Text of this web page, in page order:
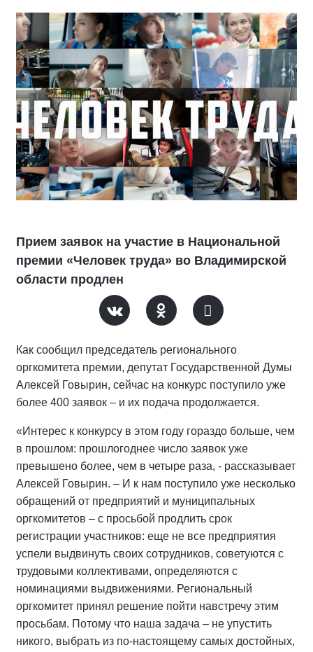
Прием заявок на участие в Национальной
премии «Человек труда» во Владимирской
области продлен
Как сообщил председатель регионального
оргкомитета премии, депутат Государственной Думы
Алексей Говырин, сейчас на конкурс поступило уже
более 400 заявок – и их подача продолжается.
«Интерес к конкурсу в этом году гораздо больше, чем
в прошлом: прошлогоднее число заявок уже
превышено более, чем в четыре раза, - рассказывает
Алексей Говырин. – И к нам поступило уже несколько
обращений от предприятий и муниципальных
оргкомитетов – с просьбой продлить срок
регистрации участников: еще не все предприятия
успели выдвинуть своих сотрудников, советуются с
трудовыми коллективами, определяются с
номинациями выдвижениями. Региональный
оргкомитет принял решение пойти навстречу этим
просьбам. Потому что наша задача – не упустить
никого, выбрать из по-настоящему самых достойных,